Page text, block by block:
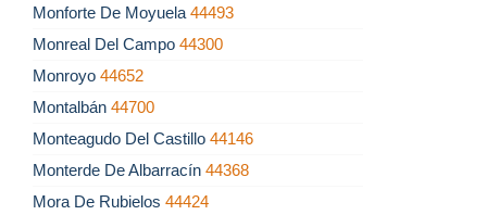
Monforte De Moyuela 44493
Monreal Del Campo 44300
Monroyo 44652
Montalbán 44700
Monteagudo Del Castillo 44146
Monterde De Albarracín 44368
Mora De Rubielos 44424